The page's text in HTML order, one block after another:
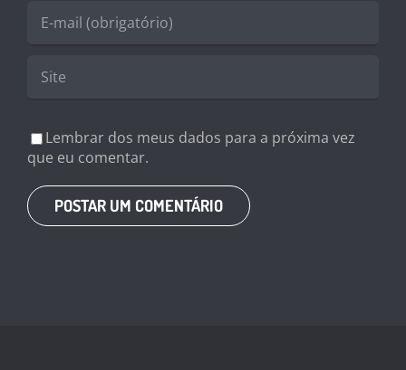
Lembrar dos meus dados para a próxima vez
que eu comentar.